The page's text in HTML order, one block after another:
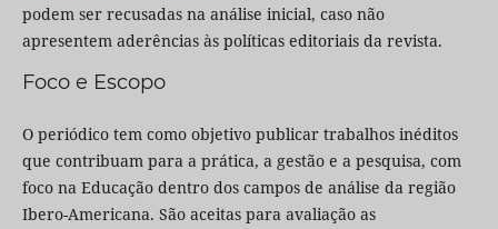
podem ser recusadas na análise inicial, caso não
apresentem aderências às políticas editoriais da revista.
Foco e Escopo
O periódico tem como objetivo publicar trabalhos inéditos
que contribuam para a prática, a gestão e a pesquisa, com
foco na Educação dentro dos campos de análise da região
Ibero-Americana. São aceitas para avaliação as